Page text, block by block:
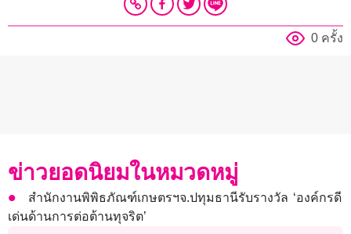
0 ครั้ง
ข่าวยอดนิยมในหมวดหมู่
สำนักงานพิพิธภัณฑ์เกษตรฯจ.ปทุมธานีรับรางวัล ‘องค์กรดี
เด่นด้านการต่อต้านทุจริต’